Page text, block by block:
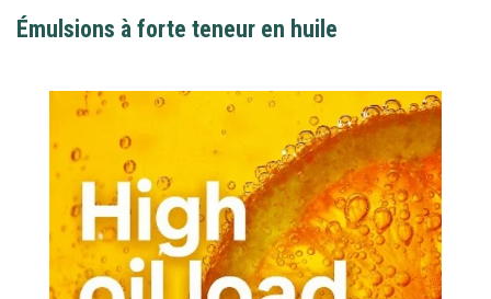
Émulsions à forte teneur en huile